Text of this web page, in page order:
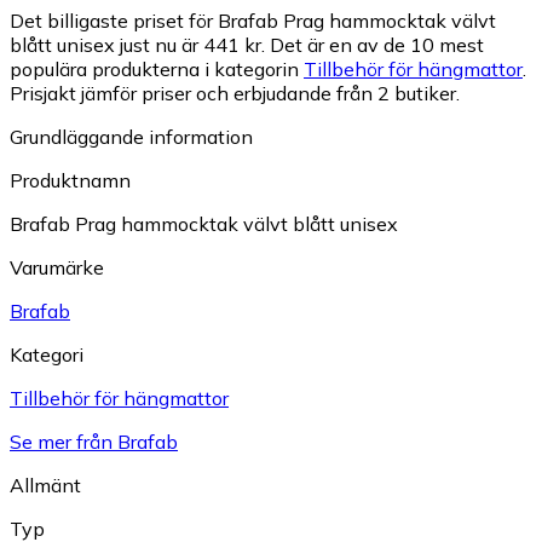
Det billigaste priset för Brafab Prag hammocktak välvt
blått unisex just nu är 441 kr. Det är en av de 10 mest
populära produkterna i kategorin Tillbehör för hängmattor.
Prisjakt jämför priser och erbjudande från 2 butiker.
Grundläggande information
Produktnamn
Brafab Prag hammocktak välvt blått unisex
Varumärke
Brafab
Kategori
Tillbehör för hängmattor
Se mer från Brafab
Allmänt
Typ